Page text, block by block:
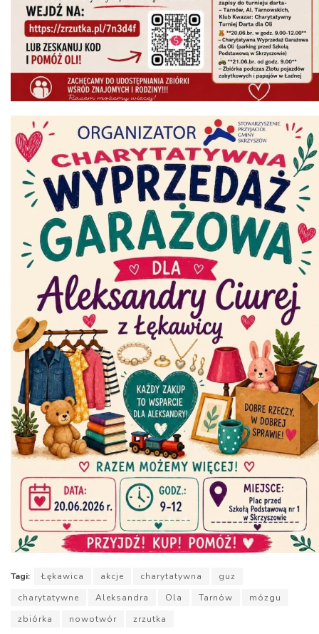
Tagi: Łękawica akcje charytatywna
guz
charytatywne
Aleksandra Ola Tarnów
mózgu
zbiórka
nowotwór zrzutka